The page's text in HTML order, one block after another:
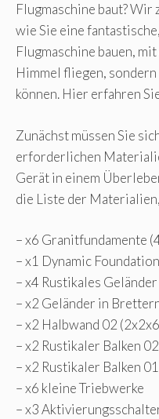
Flugmaschine baut?
wie Sie eine
Flugmaschine bauen,
Himmel fliegen,
können. Hier erfahren
Zunächst müssen Sie
erforderlichen
Gerät in einem
die Liste der
– x6 Granitfundamente
– x1 Dynamic Foundation
– x4 Rustikales
– x2 Geländer in
– x2 Halbwand 02
– x2 Rustikaler Balken
– x2 Rustikaler Balken
– x6 kleine Triebwerke
– x3